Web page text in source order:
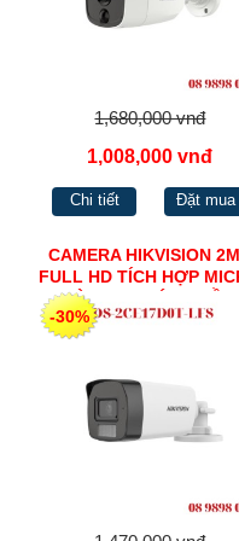
1,680,000 vnđ
1,008,000 vnđ
Chi tiết Đặt mua
CAMERA HIKVISION
FULL HD TÍCH HỢP
- ĐÈN TRỢ SÁNG HỒNG
NGOẠI 40M & ĐÈN ÁNH
SÁNG TRẮNG 40M DS-
-30%